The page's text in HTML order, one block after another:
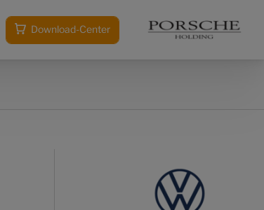
Download-Center